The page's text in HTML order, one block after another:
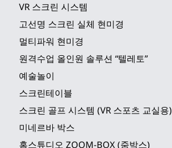
VR 스크린 시스템
고선명 스크린 실체 현미경
멀티파워 현미경
원격수업 올인원 솔루션 “텔레토”
예술놀이
스크린테이블
스크린 골프 시스템 (VR 스포츠 교실용)
미네르바 박스
홈스튜디오 ZOOM-BOX (줌박스)